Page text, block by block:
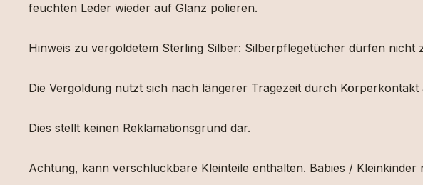
feuchten Leder wieder auf Glanz polieren.
Hinweis zu vergoldetem Sterling Silber: Silberpflegetücher dürfen nicht
Die Vergoldung nutzt sich nach längerer Tragezeit durch Körperkontakt
Dies stellt keinen Reklamationsgrund dar.
Achtung, kann verschluckbare Kleinteile enthalten. Babies /